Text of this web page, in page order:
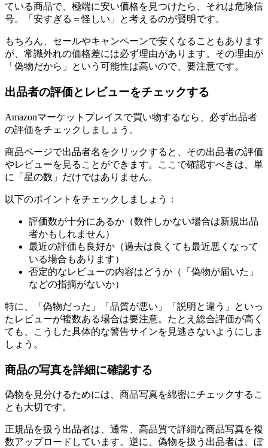
ている商品で、極端に安い価格を見つけたら、それは危険信
号。「安すぎる＝怪しい」と考えるのが賢明です。
もちろん、セールやキャンペーンで安くなることもあります
が、常識外れの価格差には必ず理由があります。その理由が
「偽物だから」という可能性は高いので、要注意です。
出品者の評価とレビューをチェックする
Amazonマーケットプレイスで買い物するなら、必ず出品者
の評価をチェックしましょう。
商品ページで出品者名をクリックすると、その出品者の評価
やレビューを見ることができます。ここで確認すべきは、単
に「星の数」だけではありません。
以下のポイントをチェックしましょう：
評価数が十分にあるか（数件しかない場合は新規出品
者かもしれません）
最近の評価も良好か（過去は良くても最近悪くなって
いる場合もあります）
否定的なレビューの内容はどうか（「偽物が届いた」
などの指摘がないか）
特に、「偽物だった」「品質が悪い」「説明と違う」といっ
たレビューが複数ある場合は要注意。たとえ総合評価が高く
ても、こうした具体的な警告サインを見逃さないようにしま
しょう。
商品の写真を詳細に確認する
偽物を見分けるためには、商品写真を綿密にチェックするこ
とも大切です。
正規品を扱う出品者は、通常、高品質で詳細な商品写真を複
数アップロードしています。逆に、偽物を扱う出品者は、ぼ